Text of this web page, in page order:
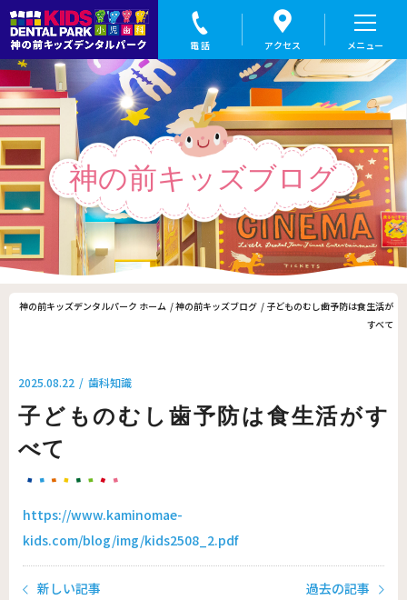
子どものむし歯予防は食生活がすべて｜盛岡の小児歯科なら神の前キッズデンタルパーク
神の前キッズブログ
神の前キッズデンタルパーク ホーム 神の前キッズブログ
子どものむし歯予防は食生活が
すべて
2025.08.22 歯科知識
子どものむし歯予防は食生活がす
べて
https://www.kaminomae-
kids.com/blog/img/kids2508_2.pdf
新しい記事 過去の記事